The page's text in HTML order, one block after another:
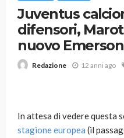
Juventus
difensori,
nuovo Emerson
Redazione 12 anni ago
In attesa di vedere questa
stagione europea (il